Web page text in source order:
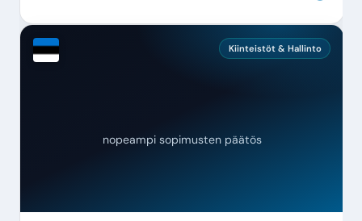
Kiinteistöt & Hallinto
nopeampi sopimusten päätös